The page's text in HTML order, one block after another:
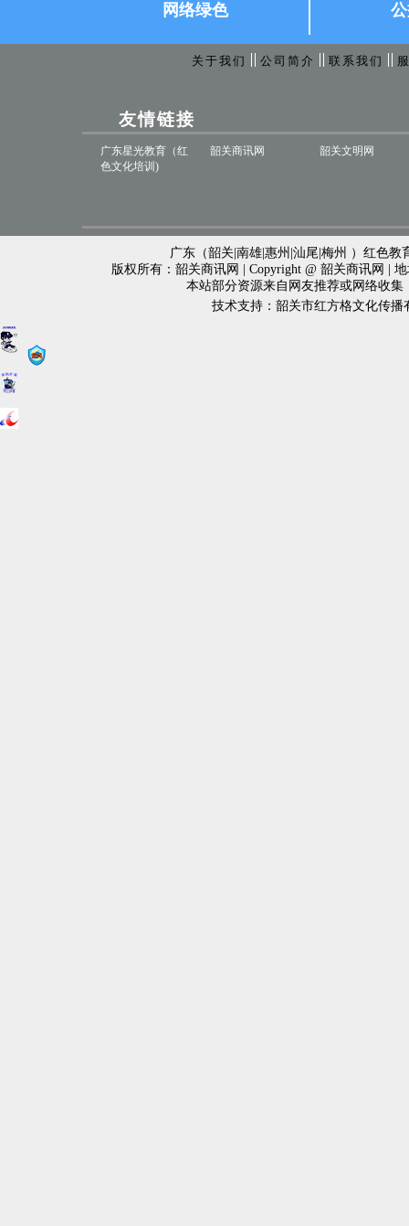
网络绿色
关于我们 公司简介 联系我们
友情链接
广东星光教育（红
色文化培训)
韶关商讯网 韶关文明网
广东（韶关|南雄|惠州|汕尾|梅州 ）红色
版权所有：韶关商讯网 | Copyright @ 韶关商讯网 |
本站部分资源来自网友推荐或网络收
技术支持：韶关市红方格文化传播